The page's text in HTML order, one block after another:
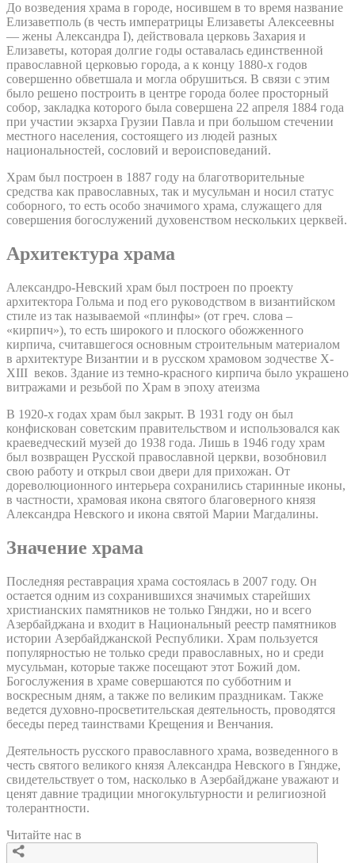
До возведения храма в городе, носившем в то время название
Елизаветполь (в честь императрицы Елизаветы Алексеевны
— жены Александра I), действовала церковь Захария и
Елизаветы, которая долгие годы оставалась единственной
православной церковью города, а к концу 1880-х годов
совершенно обветшала и могла обрушиться. В связи с этим
было решено построить в центре города более просторный
собор, закладка которого была совершена 22 апреля 1884 года
при участии экзарха Грузии Павла и при большом стечении
местного населения, состоящего из людей разных
национальностей, сословий и вероисповеданий.
Храм был построен в 1887 году на благотворительные
средства как православных, так и мусульман и носил статус
соборного, то есть особо значимого храма, служащего для
совершения богослужений духовенством нескольких церквей.
Архитектура храма
Александро-Невский храм был построен по проекту
архитектора Гольма и под его руководством в византийском
стиле из так называемой «плинфы» (от греч. слова –
«кирпич»), то есть широкого и плоского обожженного
кирпича, считавшегося основным строительным материалом
в архитектуре Византии и в русском храмовом зодчестве X-
XIII веков. Здание из темно-красного кирпича было украшено
витражами и резьбой по Храм в эпоху атеизма
В 1920-х годах храм был закрыт. В 1931 году он был
конфискован советским правительством и использовался как
краеведческий музей до 1938 года. Лишь в 1946 году храм
был возвращен Русской православной церкви, возобновил
свою работу и открыл свои двери для прихожан. От
дореволюционного интерьера сохранились старинные иконы,
в частности, храмовая икона святого благоверного князя
Александра Невского и икона святой Марии Магдалины.
Значение храма
Последняя реставрация храма состоялась в 2007 году. Он
остается одним из сохранившихся значимых старейших
христианских памятников не только Гянджи, но и всего
Азербайджана и входит в Национальный реестр памятников
истории Азербайджанской Республики. Храм пользуется
популярностью не только среди православных, но и среди
мусульман, которые также посещают этот Божий дом.
Богослужения в храме совершаются по субботним и
воскресным дням, а также по великим праздникам. Также
ведется духовно-просветительская деятельность, проводятся
беседы перед таинствами Крещения и Венчания.
Деятельность русского православного храма, возведенного в
честь святого великого князя Александра Невского в Гяндже,
свидетельствует о том, насколько в Азербайджане уважают и
ценят давние традиции многокультурности и религиозной
толерантности.
Читайте нас в